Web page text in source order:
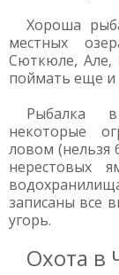
Хороша
местных
Сюткюле, Але,
поймать еще и
Рыбалка
некоторые
ловом (нельзя
нерестовых
записаны все
угорь.
Охота в